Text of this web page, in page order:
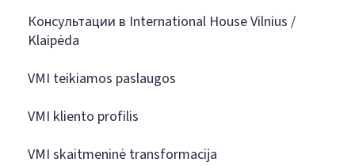
Консультации в International House Vilnius /
Klaipėda
VMI teikiamos paslaugos
VMI kliento profilis
VMI skaitmeninė transformacija